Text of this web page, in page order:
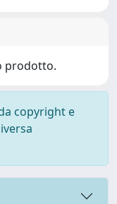
prodotto.
copyright e